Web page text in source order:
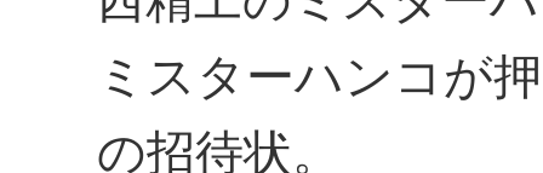
ミスターハンコが
の招待状。